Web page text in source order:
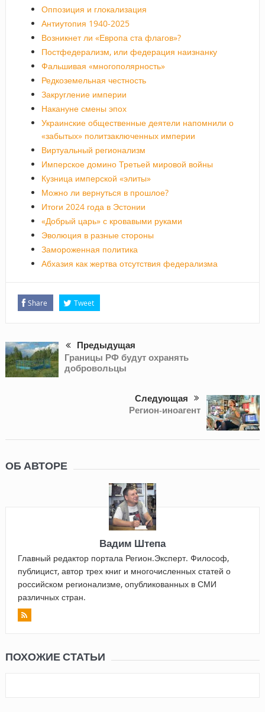
Оппозиция и глокализация
Антиутопия 1940-2025
Возникнет ли «Европа ста флагов»?
Постфедерализм, или федерация наизнанку
Фальшивая «многополярность»
Редкоземельная честность
Закругление империи
Накануне смены эпох
Украинские общественные деятели напомнили о
«забытых» политзаключенных империи
Виртуальный регионализм
Имперское домино Третьей мировой войны
Кузница имперской «элиты»
Можно ли вернуться в прошлое?
Итоги 2024 года в Эстонии
«Добрый царь» с кровавыми руками
Эволюция в разные стороны
Замороженная политика
Абхазия как жертва отсутствия федерализма
Share Tweet
Предыдущая
Границы РФ будут охранять
добровольцы
Следующая
Регион-иноагент
ОБ АВТОРЕ
Вадим Штепа
Главный редактор портала Регион.Эксперт. Философ,
публицист, автор трех книг и многочисленных статей о
российском регионализме, опубликованных в СМИ
различных стран.
ПОХОЖИЕ СТАТЬИ